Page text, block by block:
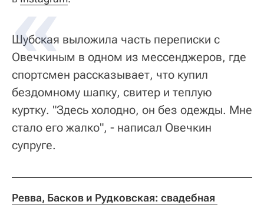
Шубская выложила часть переписки с
Овечкиным в одном из мессенджеров, где
спортсмен рассказывает, что купил
бездомному шапку, свитер и теплую
куртку. "Здесь холодно, он без одежды. Мне
стало его жалко", - написал Овечкин
супруге.
Ревва, Басков и Рудковская: свадебная